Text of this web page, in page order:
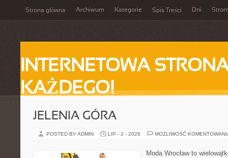
Strona główna Archiwum Kategorie Spis Treści Dni
INTERNETOWA
KAŻDEGO!
JELENIA GÓRA
POSTED BY ADMIN LIP - 2 - 2026 MOŻLIWOŚĆ
Moda Wrocław to